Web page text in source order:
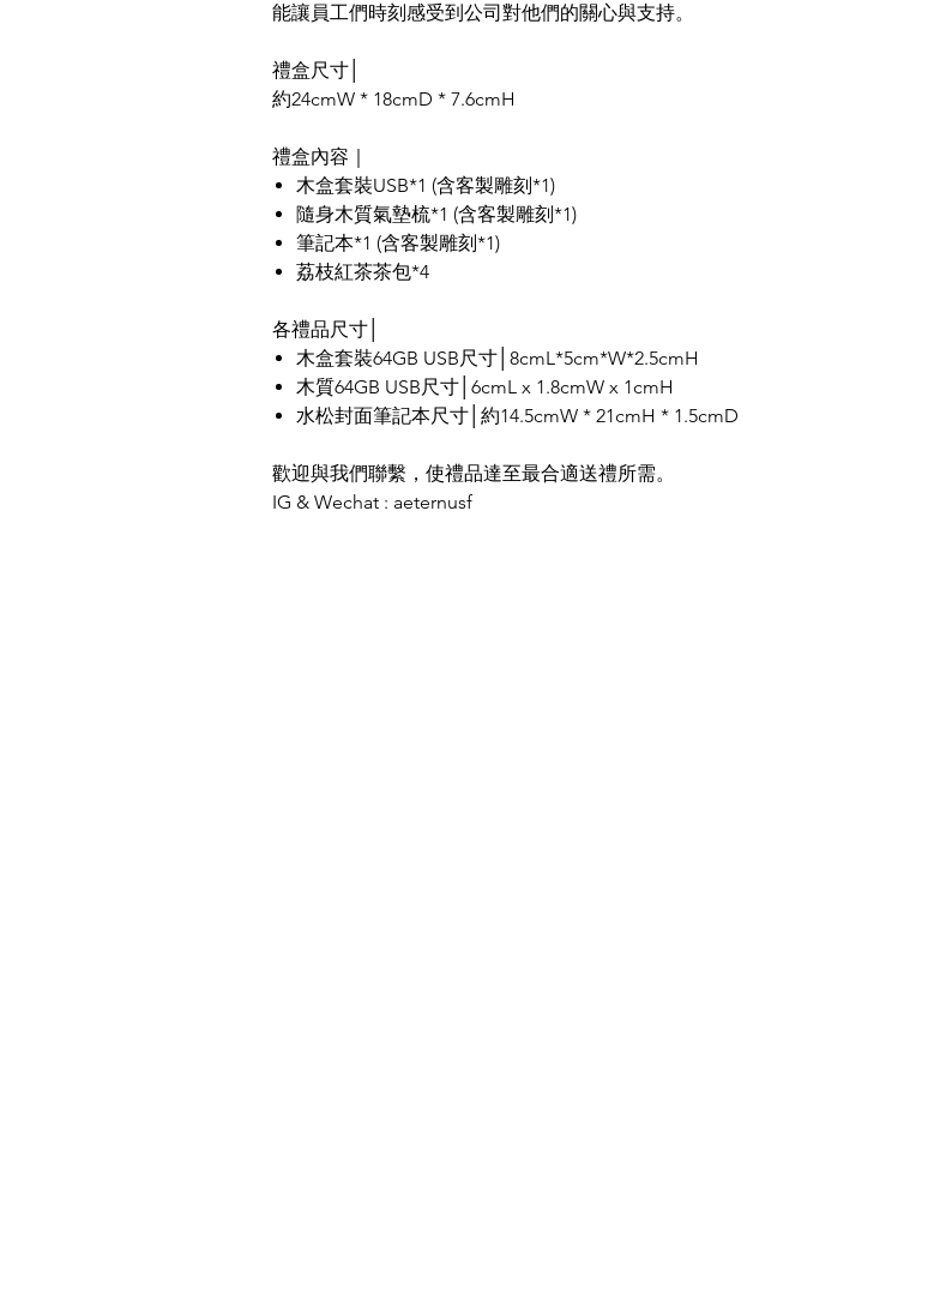
能讓員工們時刻感受到公司對他們的關心與支持。
禮盒尺寸│
約24cmW * 18cmD * 7.6cmH
禮盒內容｜
木盒套裝USB*1 (含客製雕刻*1)
隨身木質氣墊梳*1 (含客製雕刻*1)
筆記本*1 (含客製雕刻*1)
荔枝紅茶茶包*4
各禮品尺寸│
木盒套裝64GB USB尺寸│8cmL*5cm*W*2.5cmH
木質64GB USB尺寸│6cmL x 1.8cmW x 1cmH
水松封面筆記本尺寸│約14.5cmW * 21cmH * 1.5cmD
歡迎與我們聯繫，使禮品達至最合適送禮所需。
IG & Wechat : aeternusf